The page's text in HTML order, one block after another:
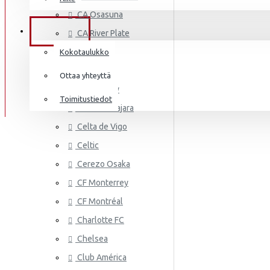
Italia
Mali
Meksiko
Marokko
Uusi-Seelanti
Nigeria
Frenkie de Jong
Mbappé
Donnarumma
A.Becker
Haaland
TIEDOT
Kokotaulukko
Ottaa yhteyttä
Toimitustiedot
CA Osasuna
CA River Plate
Cádiz CF
Cagliari
Cardiff City
CD Guadalajara
Celta de Vigo
Celtic
Cerezo Osaka
CF Monterrey
CF Montréal
Charlotte FC
Chelsea
Club América